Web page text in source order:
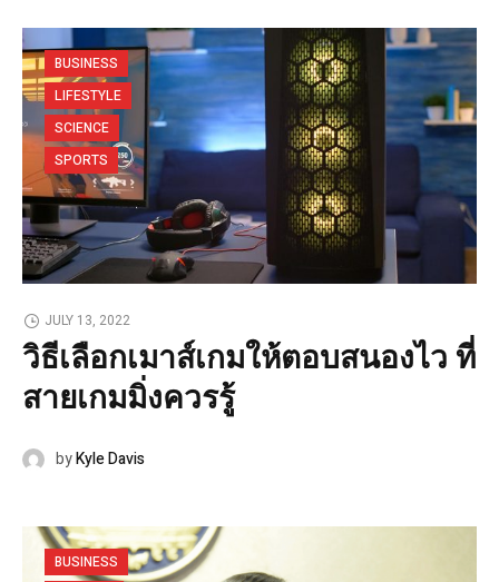
BUSINESS
LIFESTYLE
SCIENCE
SPORTS
JULY 13, 2022
วิธีเลือกเมาส์เกมให้ตอบสนองไว ที่
สายเกมมิ่งควรรู้
byKyle Davis
BUSINESS